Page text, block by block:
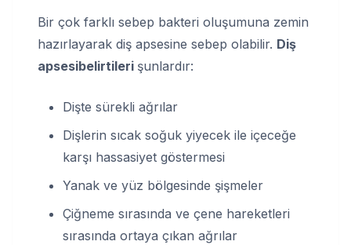
Bir çok farklı sebep bakteri oluşumuna zemin
hazırlayarak diş apsesine sebep olabilir. Diş
apsesibelirtileri şunlardır:
Dişte sürekli ağrılar
Dişlerin sıcak soğuk yiyecek ile içeceğe
karşı hassasiyet göstermesi
Yanak ve yüz bölgesinde şişmeler
Çiğneme sırasında ve çene hareketleri
sırasında ortaya çıkan ağrılar